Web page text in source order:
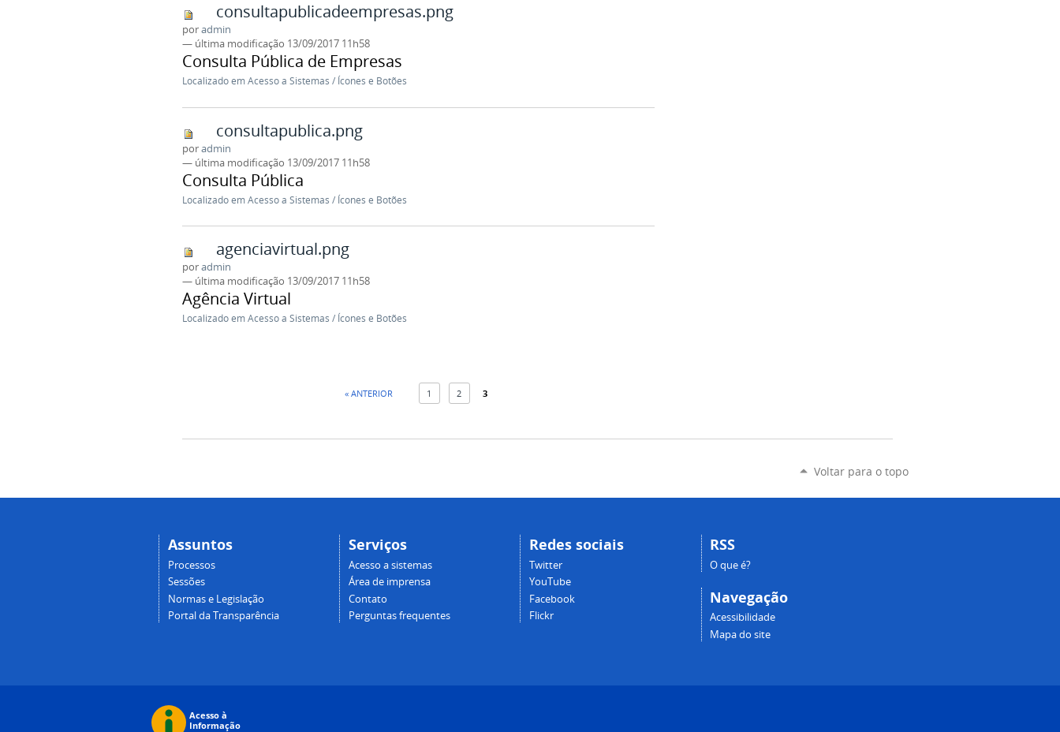
consultapublicadeempresas.png
poradmin
— última modificação 13/09/2017 11h58
Consulta Pública de Empresas
Localizado emAcesso a Sistemas / Ícones e Botões
consultapublica.png
poradmin
— última modificação 13/09/2017 11h58
Consulta Pública
Localizado emAcesso a Sistemas / Ícones e Botões
agenciavirtual.png
poradmin
— última modificação 13/09/2017 11h58
Agência Virtual
Localizado emAcesso a Sistemas / Ícones e Botões
« ANTERIOR 1 2 3
Voltar para o topo
Assuntos
Processos
Sessões
Normas e Legislação
Portal da Transparência
Serviços
Acesso a sistemas
Área de imprensa
Contato
Perguntas frequentes
Redes sociais
Twitter
YouTube
Facebook
Flickr
RSS
O que é?
Navegação
Acessibilidade
Mapa do site